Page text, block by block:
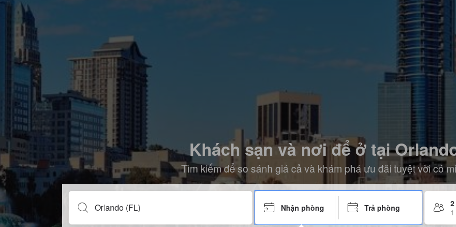
Khách sạn và nơi để ở tại
Tìm kiếm để so sánh giá cả và khám phá ưu đãi tuyệt vời có
Nhận phòng Trả phòng